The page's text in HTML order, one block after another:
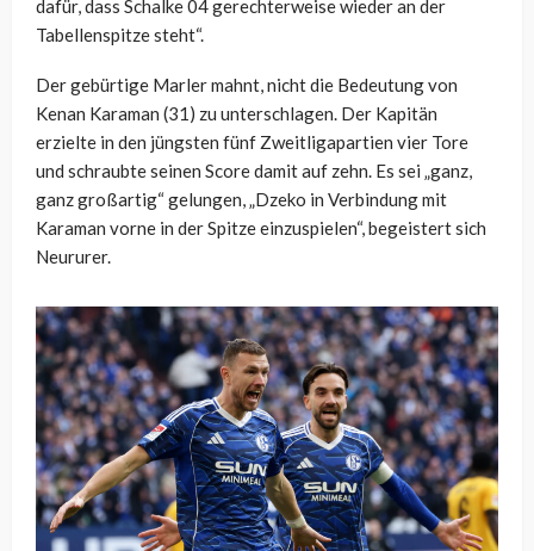
dafür, dass Schalke 04 gerechterweise wieder an der
Tabellenspitze steht“.
Der gebürtige Marler mahnt, nicht die Bedeutung von
Kenan Karaman (31) zu unterschlagen. Der Kapitän
erzielte in den jüngsten fünf Zweitligapartien vier Tore
und schraubte seinen Score damit auf zehn. Es sei „ganz,
ganz großartig“ gelungen, „Dzeko in Verbindung mit
Karaman vorne in der Spitze einzuspielen“, begeistert sich
Neururer.